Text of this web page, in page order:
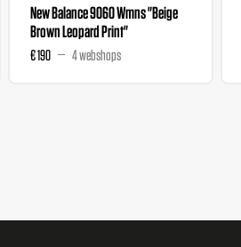
New Balance 9060 Wmns "Beige
Brown Leopard Print"
€ 190 4 webshops